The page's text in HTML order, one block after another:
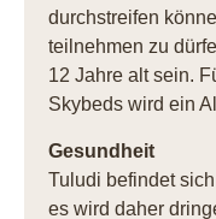
durchstreifen
teilnehmen zu
12 Jahre alt sein.
Skybeds wird ein
Gesundheit
Tuludi befindet
es wird daher